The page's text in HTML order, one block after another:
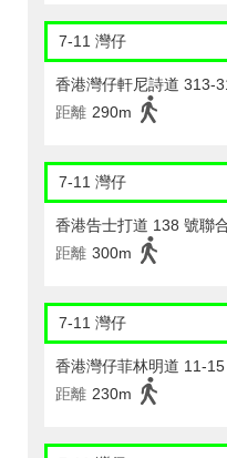
7-11 灣仔
香港灣仔軒尼詩道 313-
距離 290m
7-11 灣仔
香港告士打道 138 號聯
距離 300m
7-11 灣仔
香港灣仔菲林明道 11-
距離 230m